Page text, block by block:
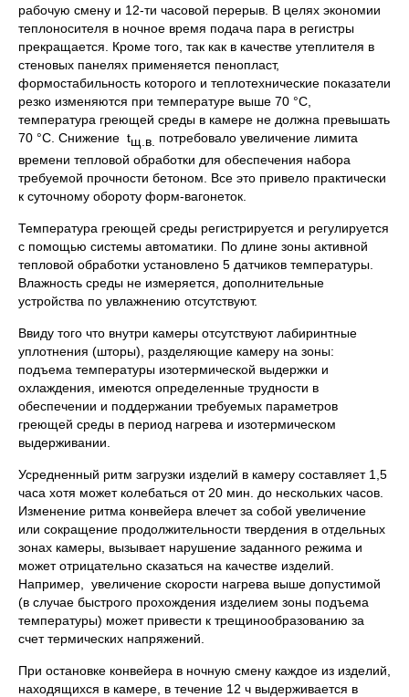
рабочую смену и 12-ти часовой перерыв. В целях экономии
теплоносителя в ночное время подача пара в регистры
прекращается. Кроме того, так как в качестве утеплителя в
стеновых панелях применяется пенопласт,
формостабильность которого и теплотехнические показатели
резко изменяются при температуре выше 70 °С,
температура греющей среды в камере не должна превышать
70 °С. Снижение tщ.в. потребовало увеличение лимита
времени тепловой обработки для обеспечения набора
требуемой прочности бетоном. Все это привело практически
к суточному обороту форм-вагонеток.
Температура греющей среды регистрируется и регулируется
с помощью системы автоматики. По длине зоны активной
тепловой обработ­ки установлено 5 датчиков температуры.
Влажность среды не измеря­ется, дополнительные
устройства по увлажнению отсутствуют.
Ввиду того что внутри камеры отсутствуют лабиринтные
уплот­нения (шторы), разделяющие камеру на зоны:
подъема температуры изотермической выдержки и
охлаждения, имеются определенные труд­ности в
обеспечении и поддержании требуемых параметров
греющей среды в период нагрева и изотермическом
выдерживании.
Усредненный ритм загрузки изделий в камеру составляет 1,5
часа хотя может колебаться от 20 мин. до нескольких часов.
Изме­нение ритма конвейера влечет за собой увеличение
или сокращение продолжительности твердения в отдельных
зонах камеры, вызывает нарушение заданного режима и
может отрицательно сказаться на качестве изделий.
Например, увеличение скорости нагрева выше допустимой
(в случае быстрого прохождения изделием зоны подъема
температуры) может привести к трещинообразованию за
счет термических напряжений.
При остановке конвейера в ночную смену каждое из изделий,
находящихся в камере, в течение 12 ч выдерживается в